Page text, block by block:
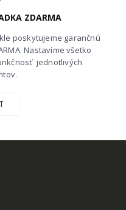
ZDARMA
poskytujeme garančnú
Nastavíme všetko
jednotlivých